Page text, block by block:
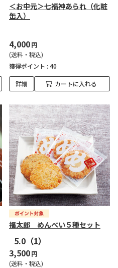
＜お中元＞七福神あられ（化粧
缶入）
4,000円
(送料・税込)
獲得ポイント : 40
詳細 カートに入れる
福太郎 めんべい５種セット
5.0 （1）
3,500円
(送料・税込)